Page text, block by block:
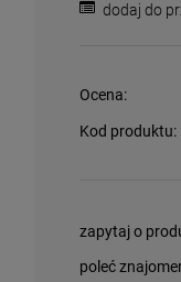
dodaj do
Ocena:
Kod produktu:
zapytaj o
poleć